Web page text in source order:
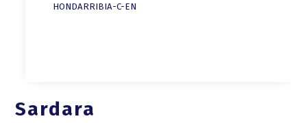
HONDARRIBIA-C-EN
Sardara